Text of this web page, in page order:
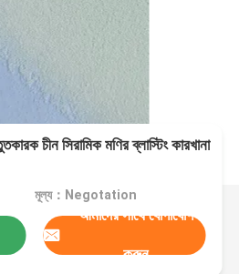
চীন সিরামিক মণির ব্লাস্টিং কারখানা
মূল্য：Negotation
আমাদের সাথে যোগাযোগ
করুন